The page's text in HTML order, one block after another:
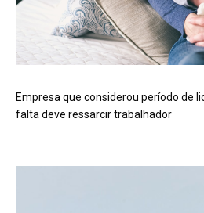
Empresa que considerou período de
falta deve ressarcir trabalhador